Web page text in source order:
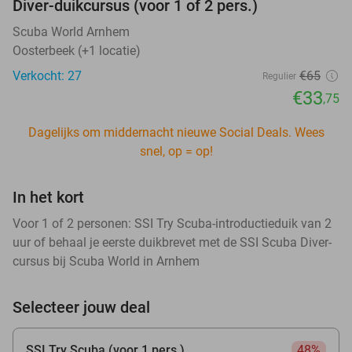
Diver-duikcursus (voor 1 of 2 pers.)
Scuba World Arnhem
Oosterbeek (+1 locatie)
Verkocht: 27
Regulier €65
€33,75
Dagelijks om middernacht nieuwe Social Deals. Wees
snel, op = op!
In het kort
Voor 1 of 2 personen: SSI Try Scuba-introductieduik van 2
uur of behaal je eerste duikbrevet met de SSI Scuba Diver-
cursus bij Scuba World in Arnhem
Selecteer jouw deal